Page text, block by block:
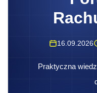
16.09.2026
Praktyczna